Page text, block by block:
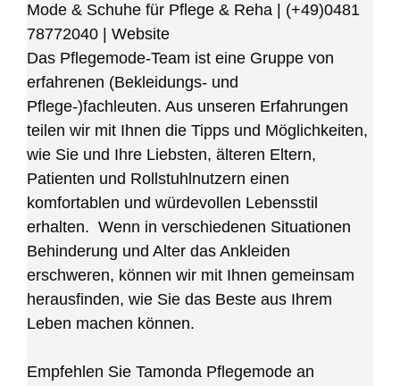
Mode & Schuhe für Pflege & Reha
(+49)0481
78772040
Website
Das Pflegemode-Team ist eine Gruppe von
erfahrenen (Bekleidungs- und
Pflege-)fachleuten. Aus unseren Erfahrungen
teilen wir mit Ihnen die Tipps und Möglichkeiten,
wie Sie und Ihre Liebsten, älteren Eltern,
Patienten und Rollstuhlnutzern einen
komfortablen und würdevollen Lebensstil
erhalten. Wenn in verschiedenen Situationen
Behinderung und Alter das Ankleiden
erschweren, können wir mit Ihnen gemeinsam
herausfinden, wie Sie das Beste aus Ihrem
Leben machen können.
Empfehlen Sie Tamonda Pflegemode an